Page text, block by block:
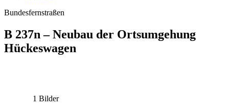
Bundesfernstraßen
B 237n – Neubau der Ortsumgehung
Hückeswagen
1 Bilder